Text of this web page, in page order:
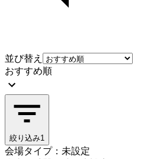
並び替え
おすすめ順
絞り込み1
会場タイプ：未設定